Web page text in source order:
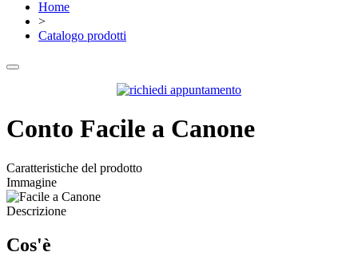
Home
>
Catalogo prodotti
Conto Facile a Canone
Caratteristiche del prodotto
Immagine
Descrizione
Cos'è